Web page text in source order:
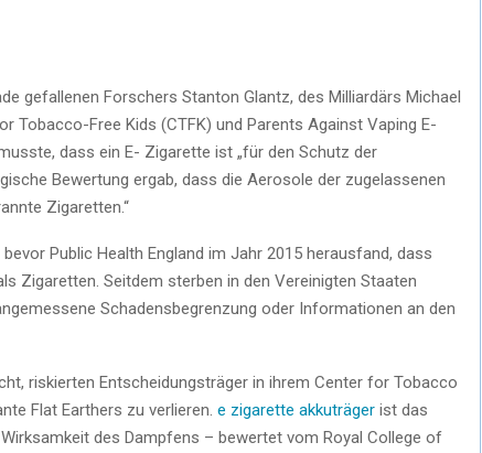
gefallenen Forschers Stanton Glantz, des Milliardärs Michael
Tobacco-Free Kids (CTFK) und Parents Against Vaping E-
dass ein E- Zigarette ist „für den Schutz der
Bewertung ergab, dass die Aerosole der zugelassenen
Zigaretten.“
Public Health England im Jahr 2015 herausfand, dass
Zigaretten. Seitdem sterben in den Vereinigten Staaten
Schadensbegrenzung oder Informationen an den
riskierten Entscheidungsträger in ihrem Center for Tobacco
Flat Earthers zu verlieren. e zigarette akkuträger ist das
des Dampfens – bewertet vom Royal College of